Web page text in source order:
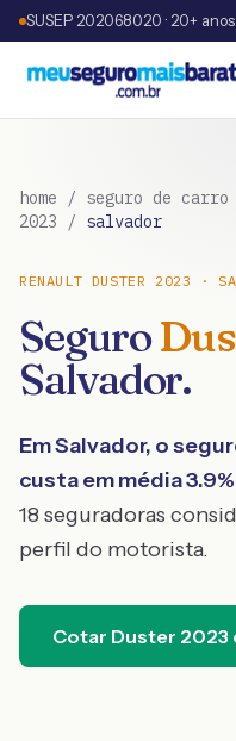
SUSEP 202068020 · 20+ anos
home / seguro de carro
2023 / salvador
RENAULT DUSTER 2023 ·
Seguro
Salvador.
EmSalvador, o
custa em média3.9
18 seguradoras
perfil do motorista.
Cotar Duster 2023